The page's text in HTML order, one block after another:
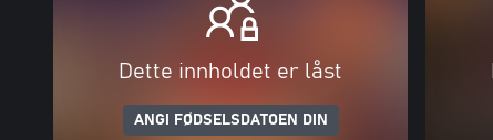
Dette innholdet er låst
ANGI FØDSELSDATOEN DIN